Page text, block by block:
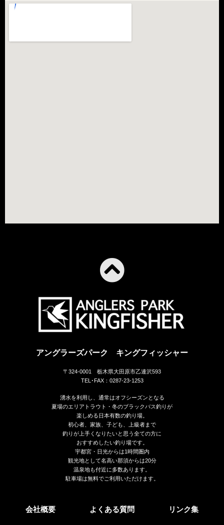
アングラーズパーク キングフィッシャー
〒324-0001 栃木県大田原市乙連沢593
TEL･FAX：0287-23-1253
湧水を利用し、通常はオフシーズンとなる
夏場のエリアトラウト・冬のブラックバス釣りが
楽しめる日本有数の釣り場。
初心者、家族、子ども、上級者まで
釣りが上手くなりたいと思う全ての方に
おすすめしたい釣り場です。
宇都宮・日光からは1時間圏内
観光地として名高い那須からは20分
温泉地も付近に多数あります。
駐車場は無料でご利用いただけます。
会社概要 よくある質問 リンク集